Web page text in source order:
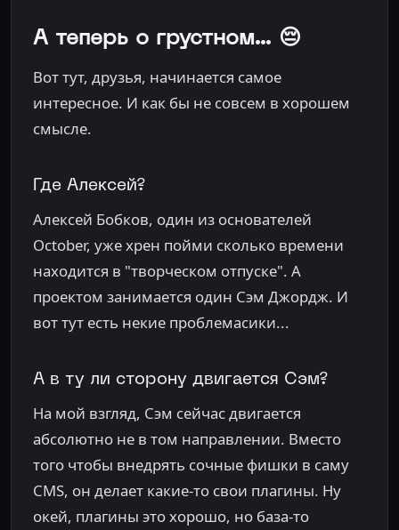
А теперь о грустном... 😔
Вот тут, друзья, начинается самое
интересное. И как бы не совсем в хорошем
смысле.
Где Алексей?
Алексей Бобков, один из основателей
October, уже хрен пойми сколько времени
находится в "творческом отпуске". А
проектом занимается один Сэм Джордж. И
вот тут есть некие проблемасики...
А в ту ли сторону двигается Сэм?
На мой взгляд, Сэм сейчас двигается
абсолютно не в том направлении. Вместо
того чтобы внедрять сочные фишки в саму
CMS, он делает какие-то свои плагины. Ну
окей, плагины это хорошо, но база-то